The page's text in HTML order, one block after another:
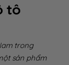
tô
trong
sản phẩm